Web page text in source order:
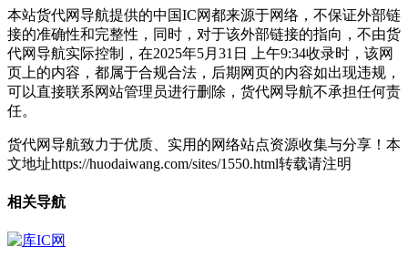
本站货代网导航提供的中国IC网都来源于网络，不保证外部链
接的准确性和完整性，同时，对于该外部链接的指向，不由货
代网导航实际控制，在2025年5月31日 上午9:34收录时，该网
页上的内容，都属于合规合法，后期网页的内容如出现违规，
可以直接联系网站管理员进行删除，货代网导航不承担任何责
任。
货代网导航致力于优质、实用的网络站点资源收集与分享！ 本
文地址https://huodaiwang.com/sites/1550.html转载请注明
相关导航